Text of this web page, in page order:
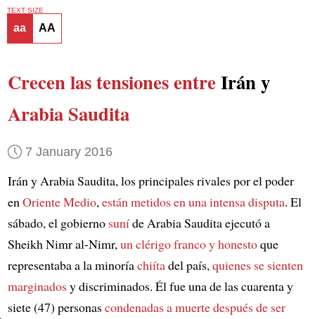
TEXT SIZE
aa AA
Crecen las tensiones entreIrán y
Arabia Saudita
7 January 2016
Irán y Arabia Saudita, los principales rivales por el poder
enOriente Medio,están metidos enuna intensa disputa. El
sábado, el gobierno suníde Arabia Saudita ejecutó a
Sheikh Nimr al-Nimr,un clérigo franco y honestoque
representaba a la minoríachiítadel país,quienes se sienten
marginadosy discriminados. Él fue una de las cuarenta y
siete (47) personascondenadas a muertedespués de ser